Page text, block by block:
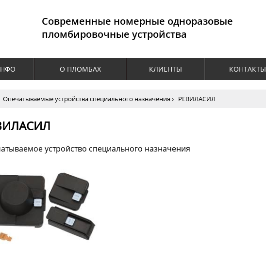
Cовременные номерные одноразовые
пломбировочные устройства
О ПЛОМБАХ КЛИЕНТЫ КОНТАКТЫ
Опечатываемые устройства специального назначения РЕВИЛАСИЛ
устройство специального назначения